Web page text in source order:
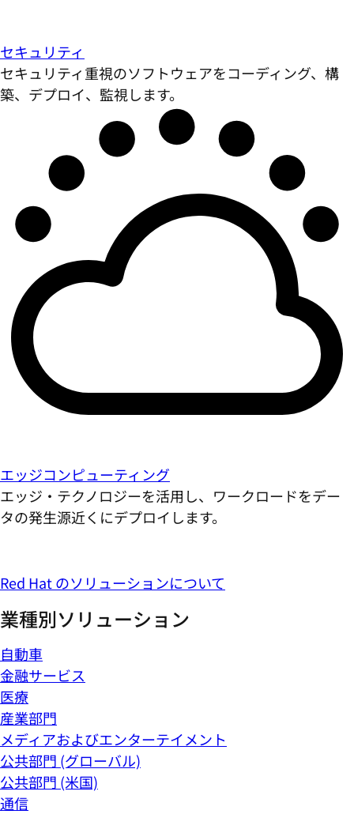
セキュリティ
セキュリティ重視のソフトウェアをコーディング、構
築、デプロイ、監視します。
エッジコンピューティング
エッジ・テクノロジーを活用し、ワークロードをデー
タの発生源近くにデプロイします。
Red Hat のソリューションについて
業種別ソリューション
自動車
金融サービス
医療
産業部門
メディアおよびエンターテイメント
公共部門 (グローバル)
公共部門 (米国)
通信